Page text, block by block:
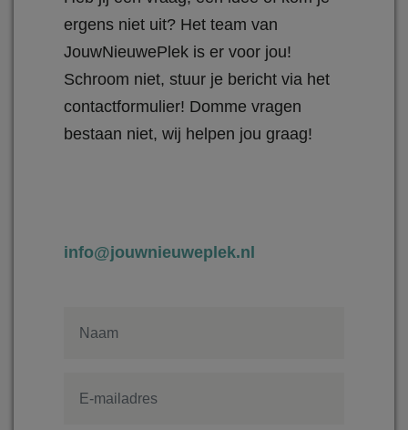
ergens niet uit? Het team van
JouwNieuwePlek is er voor jou!
Schroom niet, stuur je bericht via het
contactformulier! Domme vragen
bestaan niet, wij helpen jou graag!
info@jouwnieuweplek.nl